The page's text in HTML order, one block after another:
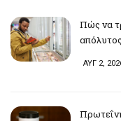
Πώς να
ΑΥΓ 2,